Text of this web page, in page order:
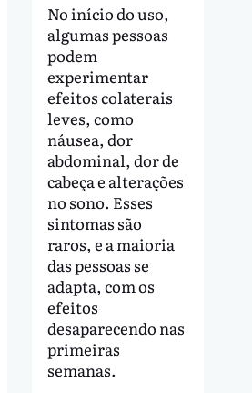
No início do uso,
algumas pessoas
podem
experimentar
efeitos colaterais
leves, como
náusea, dor
abdominal, dor de
cabeça e alterações
no sono. Esses
sintomas são
raros, e a maioria
das pessoas se
adapta, com os
efeitos
desaparecendo nas
primeiras
semanas.